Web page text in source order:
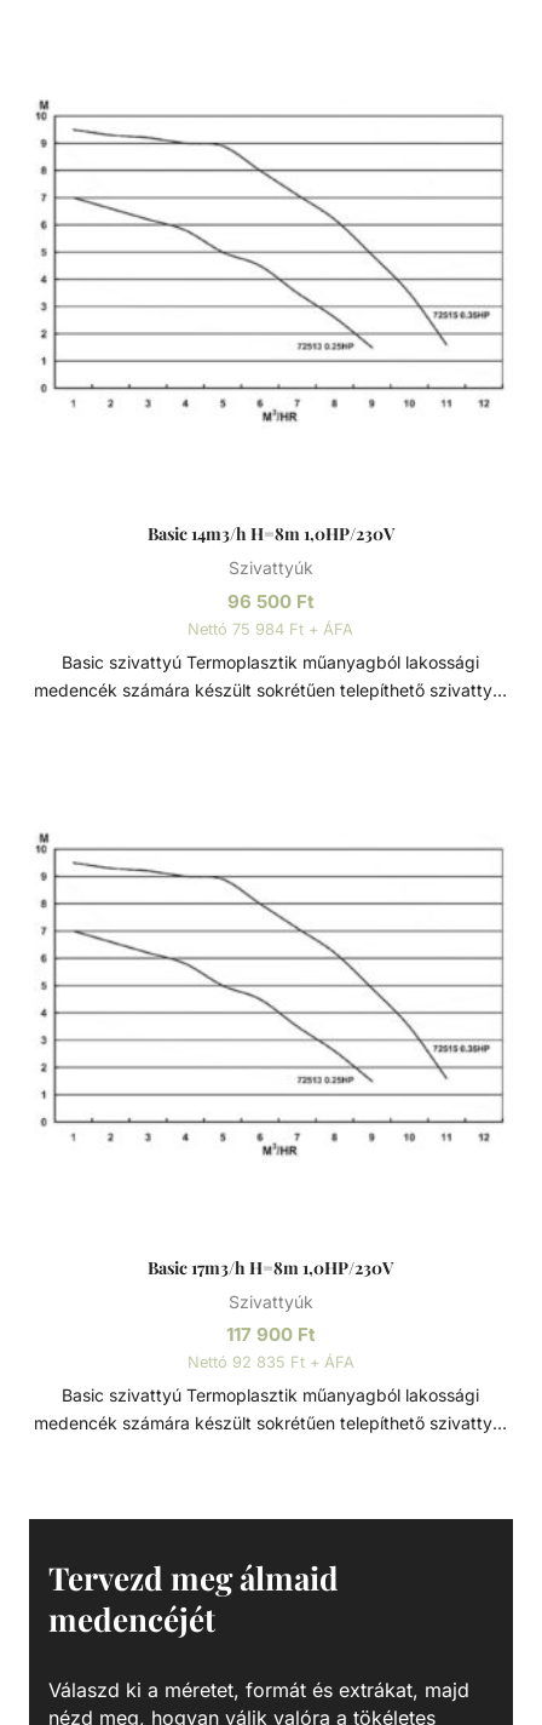
Működési tartomány: 14 m3/h H=10m - Tápfeszültség: 230
V
Basic 14m3/h H=8m 1,0HP/230V
Szivattyúk
96 500 Ft
Nettó 75 984 Ft + ÁFA
Basic szivattyú Termoplasztik műanyagból lakossági
medencék számára készült sokrétűen telepíthető szivattyú.
Basic 17m3/h H=8m 1,0HP/230V
Szivattyúk
117 900 Ft
Nettó 92 835 Ft + ÁFA
Basic szivattyú Termoplasztik műanyagból lakossági
medencék számára készült sokrétűen telepíthető szivattyú.
H=8m - Teljesítmény: 1,0 HP - Tápfeszültség: 230 V
Tervezd meg álmaid
medencéjét
Válaszd ki a méretet, formát és extrákat, majd
nézd meg, hogyan válik valóra a tökéletes